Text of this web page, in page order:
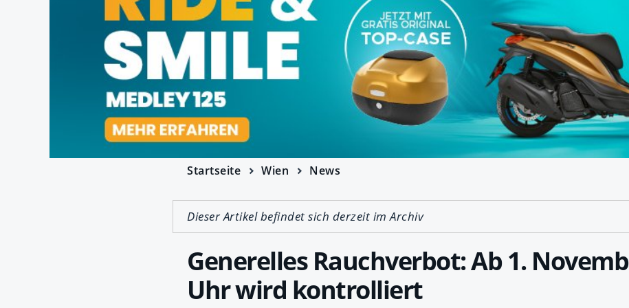
Startseite Wien News
Dieser Artikel befindet sich derzeit im Archiv
Generelles Rauchverbot: Ab 1.
Uhr wird kontrolliert